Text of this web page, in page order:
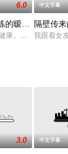
6.0
的暧昧接触
康。她提供精油按
中文字幕
隔壁传
我跟着女
3.0 中文字幕